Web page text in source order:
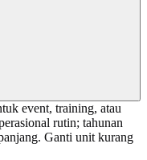
event, training, atau
rutin; tahunan
Ganti unit kurang